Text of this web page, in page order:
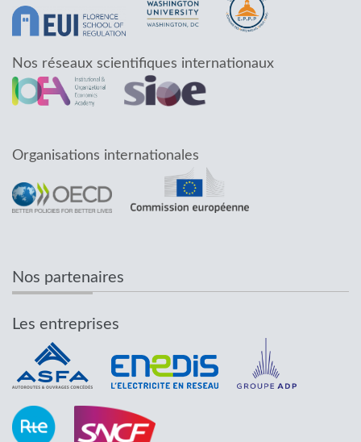
Nos réseaux scientifiques internationaux
Organisations internationales
Nos partenaires
Les entreprises